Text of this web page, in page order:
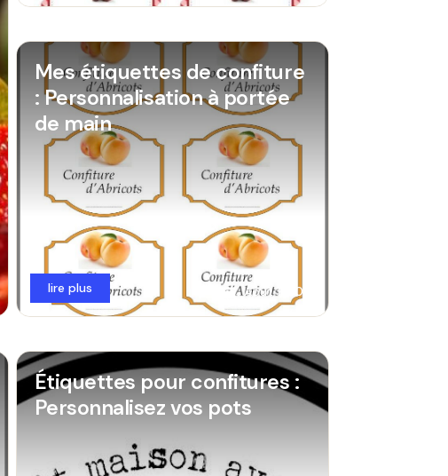
Mes étiquettes de confiture
: Personnalisation à portée
de main
Août 1, 2026
lire plus
Étiquettes pour confitures :
Personnalisez vos pots